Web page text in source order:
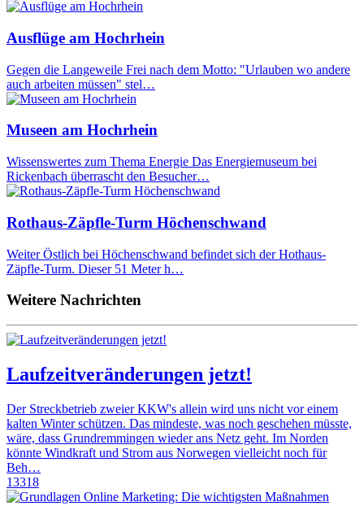
Ausflüge am Hochrhein
Gegen die Langeweile Frei nach dem Motto: "Urlauben wo andere
auch arbeiten müssen" stel…
Museen am Hochrhein
Wissenswertes zum Thema Energie Das Energiemuseum bei
Rickenbach überrascht den Besucher…
Rothaus-Zäpfle-Turm Höchenschwand
Weiter Östlich bei Höchenschwand befindet sich der Hothaus-
Zäpfle-Turm. Dieser 51 Meter h…
Weitere Nachrichten
Laufzeitveränderungen jetzt!
Der Streckbetrieb zweier KKW's allein wird uns nicht vor einem
kalten Winter schützen. Das mindeste, was noch geschehen müsste,
wäre, dass Grundremmingen wieder ans Netz geht. Im Norden
könnte Windkraft und Strom aus Norwegen vielleicht noch für
Beh…
13318